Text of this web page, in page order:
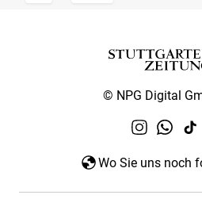
© NPG Digital
Wo Sie uns noch